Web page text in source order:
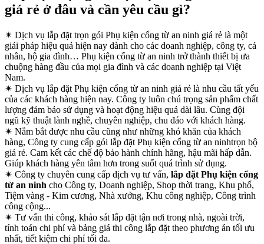
giá rẻ ở đâu và cần yêu cầu gì?
✴ Dịch vụ lắp đặt trọn gói Phụ kiện cổng từ an ninh giá rẻ là một
giải pháp hiệu quả hiện nay dành cho các doanh nghiệp, công ty, cá
nhân, hộ gia đình… Phụ kiện cổng từ an ninh trở thành thiết bị ưa
chuộng hàng đầu của mọi gia đình và các doanh nghiệp tại Việt
Nam.
✴ Dịch vụ lắp đặt Phụ kiện cổng từ an ninh giá rẻ là nhu cầu tất yếu
của các khách hàng hiện nay. Công ty luôn chú trọng sản phẩm chất
lượng đảm bảo sử dụng và hoạt động hiệu quả dài lâu. Cùng đội
ngũ kỹ thuật lành nghề, chuyên nghiệp, chu đáo với khách hàng.
✴ Nắm bắt được nhu cầu cũng như những khó khăn của khách
hàng, Công ty cung cấp gói lắp đặt Phụ kiện cổng từ an ninhtrọn bộ
giá rẻ. Cam kết các chế độ bảo hành chính hãng, hậu mãi hấp dẫn.
Giúp khách hàng yên tâm hơn trong suốt quá trình sử dụng.
✴ Công ty chuyên cung cấp dịch vụ tư vấn, lắp đặt Phụ kiện cổng
từ an ninh cho Công ty, Doanh nghiệp, Shop thời trang, Khu phố,
Tiệm vàng - Kim cương, Nhà xưởng, Khu công nghiệp, Công trình
công cộng...
✴ Tư vấn thi công, khảo sát lắp đặt tận nơi trong nhà, ngoài trời,
tính toán chi phí và bảng giá thi công lắp đặt theo phương án tối ưu
nhất, tiết kiệm chi phí tối đa.